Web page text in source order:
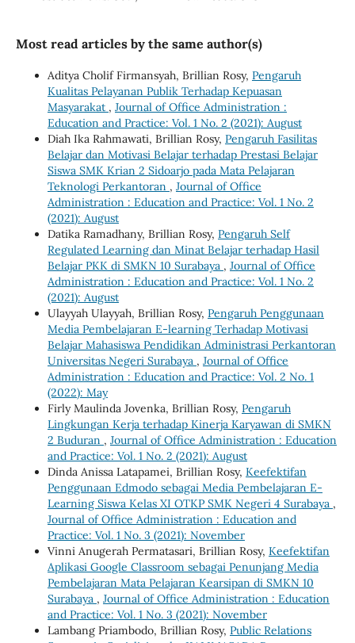
Most read articles by the same author(s)
Aditya Cholif Firmansyah, Brillian Rosy, Pengaruh
Kualitas Pelayanan Publik Terhadap Kepuasan
Masyarakat , Journal of Office Administration :
Education and Practice: Vol. 1 No. 2 (2021): August
Diah Ika Rahmawati, Brillian Rosy, Pengaruh Fasilitas
Belajar dan Motivasi Belajar terhadap Prestasi Belajar
Siswa SMK Krian 2 Sidoarjo pada Mata Pelajaran
Teknologi Perkantoran , Journal of Office
Administration : Education and Practice: Vol. 1 No. 2
(2021): August
Datika Ramadhany, Brillian Rosy, Pengaruh Self
Regulated Learning dan Minat Belajar terhadap Hasil
Belajar PKK di SMKN 10 Surabaya , Journal of Office
Administration : Education and Practice: Vol. 1 No. 2
(2021): August
Ulayyah Ulayyah, Brillian Rosy, Pengaruh Penggunaan
Media Pembelajaran E-learning Terhadap Motivasi
Belajar Mahasiswa Pendidikan Administrasi Perkantoran
Universitas Negeri Surabaya , Journal of Office
Administration : Education and Practice: Vol. 2 No. 1
(2022): May
Firly Maulinda Jovenka, Brillian Rosy, Pengaruh
Lingkungan Kerja terhadap Kinerja Karyawan di SMKN
2 Buduran , Journal of Office Administration : Education
and Practice: Vol. 1 No. 2 (2021): August
Dinda Anissa Latapamei, Brillian Rosy, Keefektifan
Penggunaan Edmodo sebagai Media Pembelajaran E-
Learning Siswa Kelas XI OTKP SMK Negeri 4 Surabaya ,
Journal of Office Administration : Education and
Practice: Vol. 1 No. 3 (2021): November
Vinni Anugerah Permatasari, Brillian Rosy, Keefektifan
Aplikasi Google Classroom sebagai Penunjang Media
Pembelajaran Mata Pelajaran Kearsipan di SMKN 10
Surabaya , Journal of Office Administration : Education
and Practice: Vol. 1 No. 3 (2021): November
Lambang Priambodo, Brillian Rosy, Public Relations